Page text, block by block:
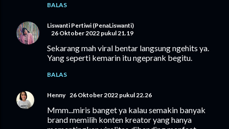
BALAS
Liswanti Pertiwi (PenaLiswanti)
26 Oktober 2022 pukul 21.19
Sekarang mah viral bentar langsung ngehits ya.
Yang seperti kemarin itu ngeprank begitu.
BALAS
Henny 26 Oktober 2022 pukul 22.26
Mmm...miris banget ya kalau semakin banyak
brand memilih konten kreator yang hanya